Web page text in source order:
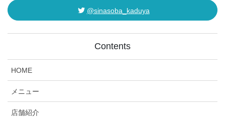
@sinasoba_kaduya
Contents
HOME
メニュー
店舗紹介